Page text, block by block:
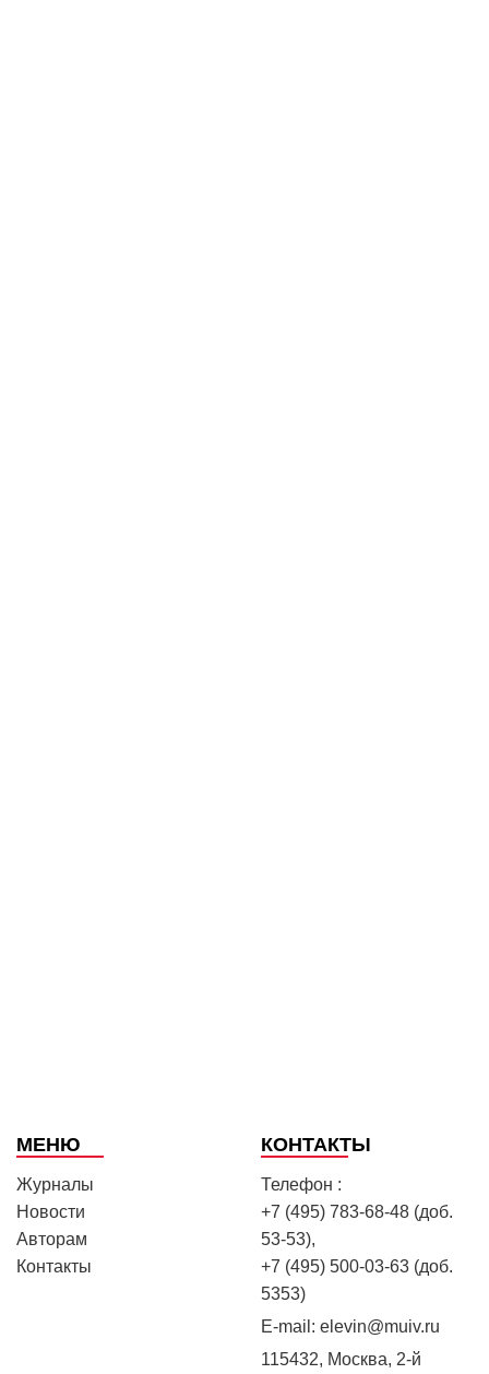
МЕНЮ
Журналы
Новости
Авторам
Контакты
КОНТАКТЫ
Телефон :
+7 (495) 783-68-48 (доб.
53-53),
+7 (495) 500-03-63 (доб.
5353)
E-mail: elevin@muiv.ru
115432, Москва, 2-й